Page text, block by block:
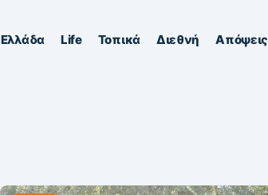
Ελλάδα Life Τοπικά Διεθνή Απόψεις